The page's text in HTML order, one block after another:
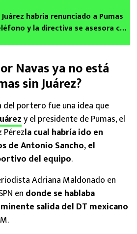
habría renunciado a Pumas
y la directiva se asesora con
Navas ya no está
sin Juárez?
del portero fue una idea que
y el presidente de Pumas, el
Pérezla cual habría ido en
de Antonio Sancho, el
del equipo.
Adriana Maldonado en
en donde se hablaba
salida del DT mexicano